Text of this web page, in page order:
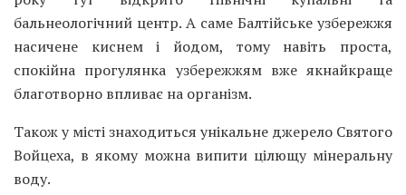
бальнеологічний центр. А саме Балтійське узбережжя
насичене киснем і йодом, тому навіть проста,
спокійна прогулянка узбережжям вже якнайкраще
благотворно впливає на організм.
Також у місті знаходиться унікальне джерело Святого
Войцеха, в якому можна випити цілющу мінеральну
воду.